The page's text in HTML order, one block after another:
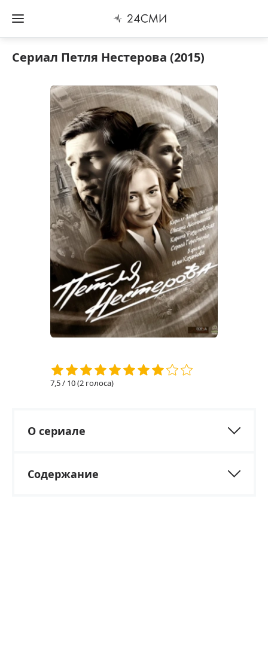
Сериал Петля Нестерова (2015)
7,5/ 10 (2 голоса)
О сериале
Содержание